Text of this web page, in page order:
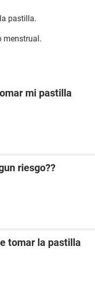
pastilla.
menstrual.
mi pastilla
riesgo??
tomar la pastilla